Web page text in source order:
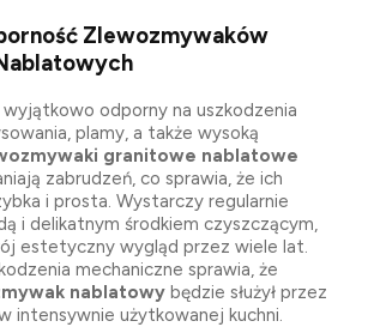
Zlewozmywaków
odporny na uszkodzenia
plamy, a także wysoką
granitowe nablatowe
zabrudzeń, co sprawia, że ich
i prosta. Wystarczy regularnie
i delikatnym środkiem czyszczącym,
estetyczny wygląd przez wiele lat.
mechaniczne sprawia, że
nablatowy będzie służył przez
intensywnie użytkowanej kuchni.